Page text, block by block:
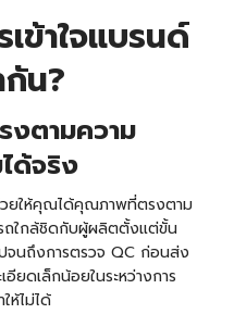
ข้าใจแบรนด์
น?
งตามความ
ด้จริง
วยให้คุณได้คุณภาพที่ตรงตาม
รถใกล้ชิดกับผู้ผลิตตั้งแต่ขั้น
จนถึงการตรวจ QC ก่อนส่ง
ยดเล็กน้อยในระหว่างการ
ห้ไม่ได้